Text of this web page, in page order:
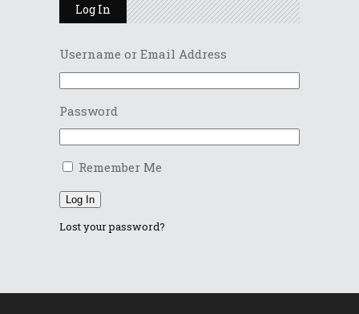
Log In
Username or Email Address
Password
Remember Me
Log In
Lost your password?